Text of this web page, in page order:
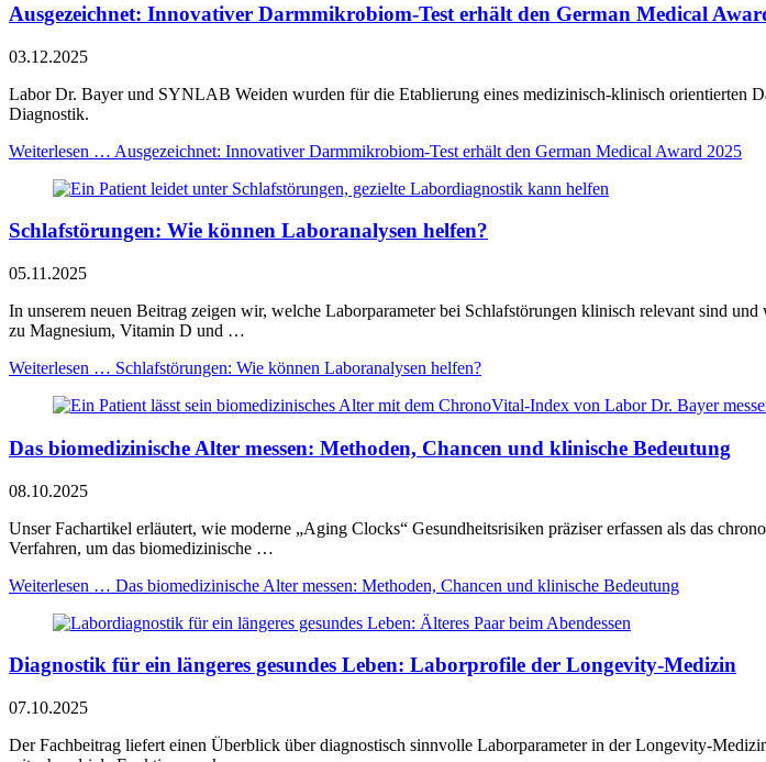
Ausgezeichnet: Innovativer Darmmikrobiom-Test erhält den German Medical
03.12.2025
Labor Dr. Bayer und SYNLAB Weiden wurden für die Etablierung eines medizinisch-klinisch orientierten
Diagnostik.
Weiterlesen … Ausgezeichnet: Innovativer Darmmikrobiom-Test erhält den German Medical Award 2025
Schlafstörungen: Wie können Laboranalysen helfen?
05.11.2025
In unserem neuen Beitrag zeigen wir, welche Laborparameter bei Schlafstörungen klinisch relevant sind
zu Magnesium, Vitamin D und …
Weiterlesen … Schlafstörungen: Wie können Laboranalysen helfen?
Das biomedizinische Alter messen: Methoden, Chancen und klinische Bedeutung
08.10.2025
Unser Fachartikel erläutert, wie moderne „Aging Clocks“ Gesundheitsrisiken präziser erfassen als das
Verfahren, um das biomedizinische …
Weiterlesen … Das biomedizinische Alter messen: Methoden, Chancen und klinische Bedeutung
Diagnostik für ein längeres gesundes Leben: Laborprofile der Longevity-Medizin
07.10.2025
Der Fachbeitrag liefert einen Überblick über diagnostisch sinnvolle Laborparameter in der Longevity-